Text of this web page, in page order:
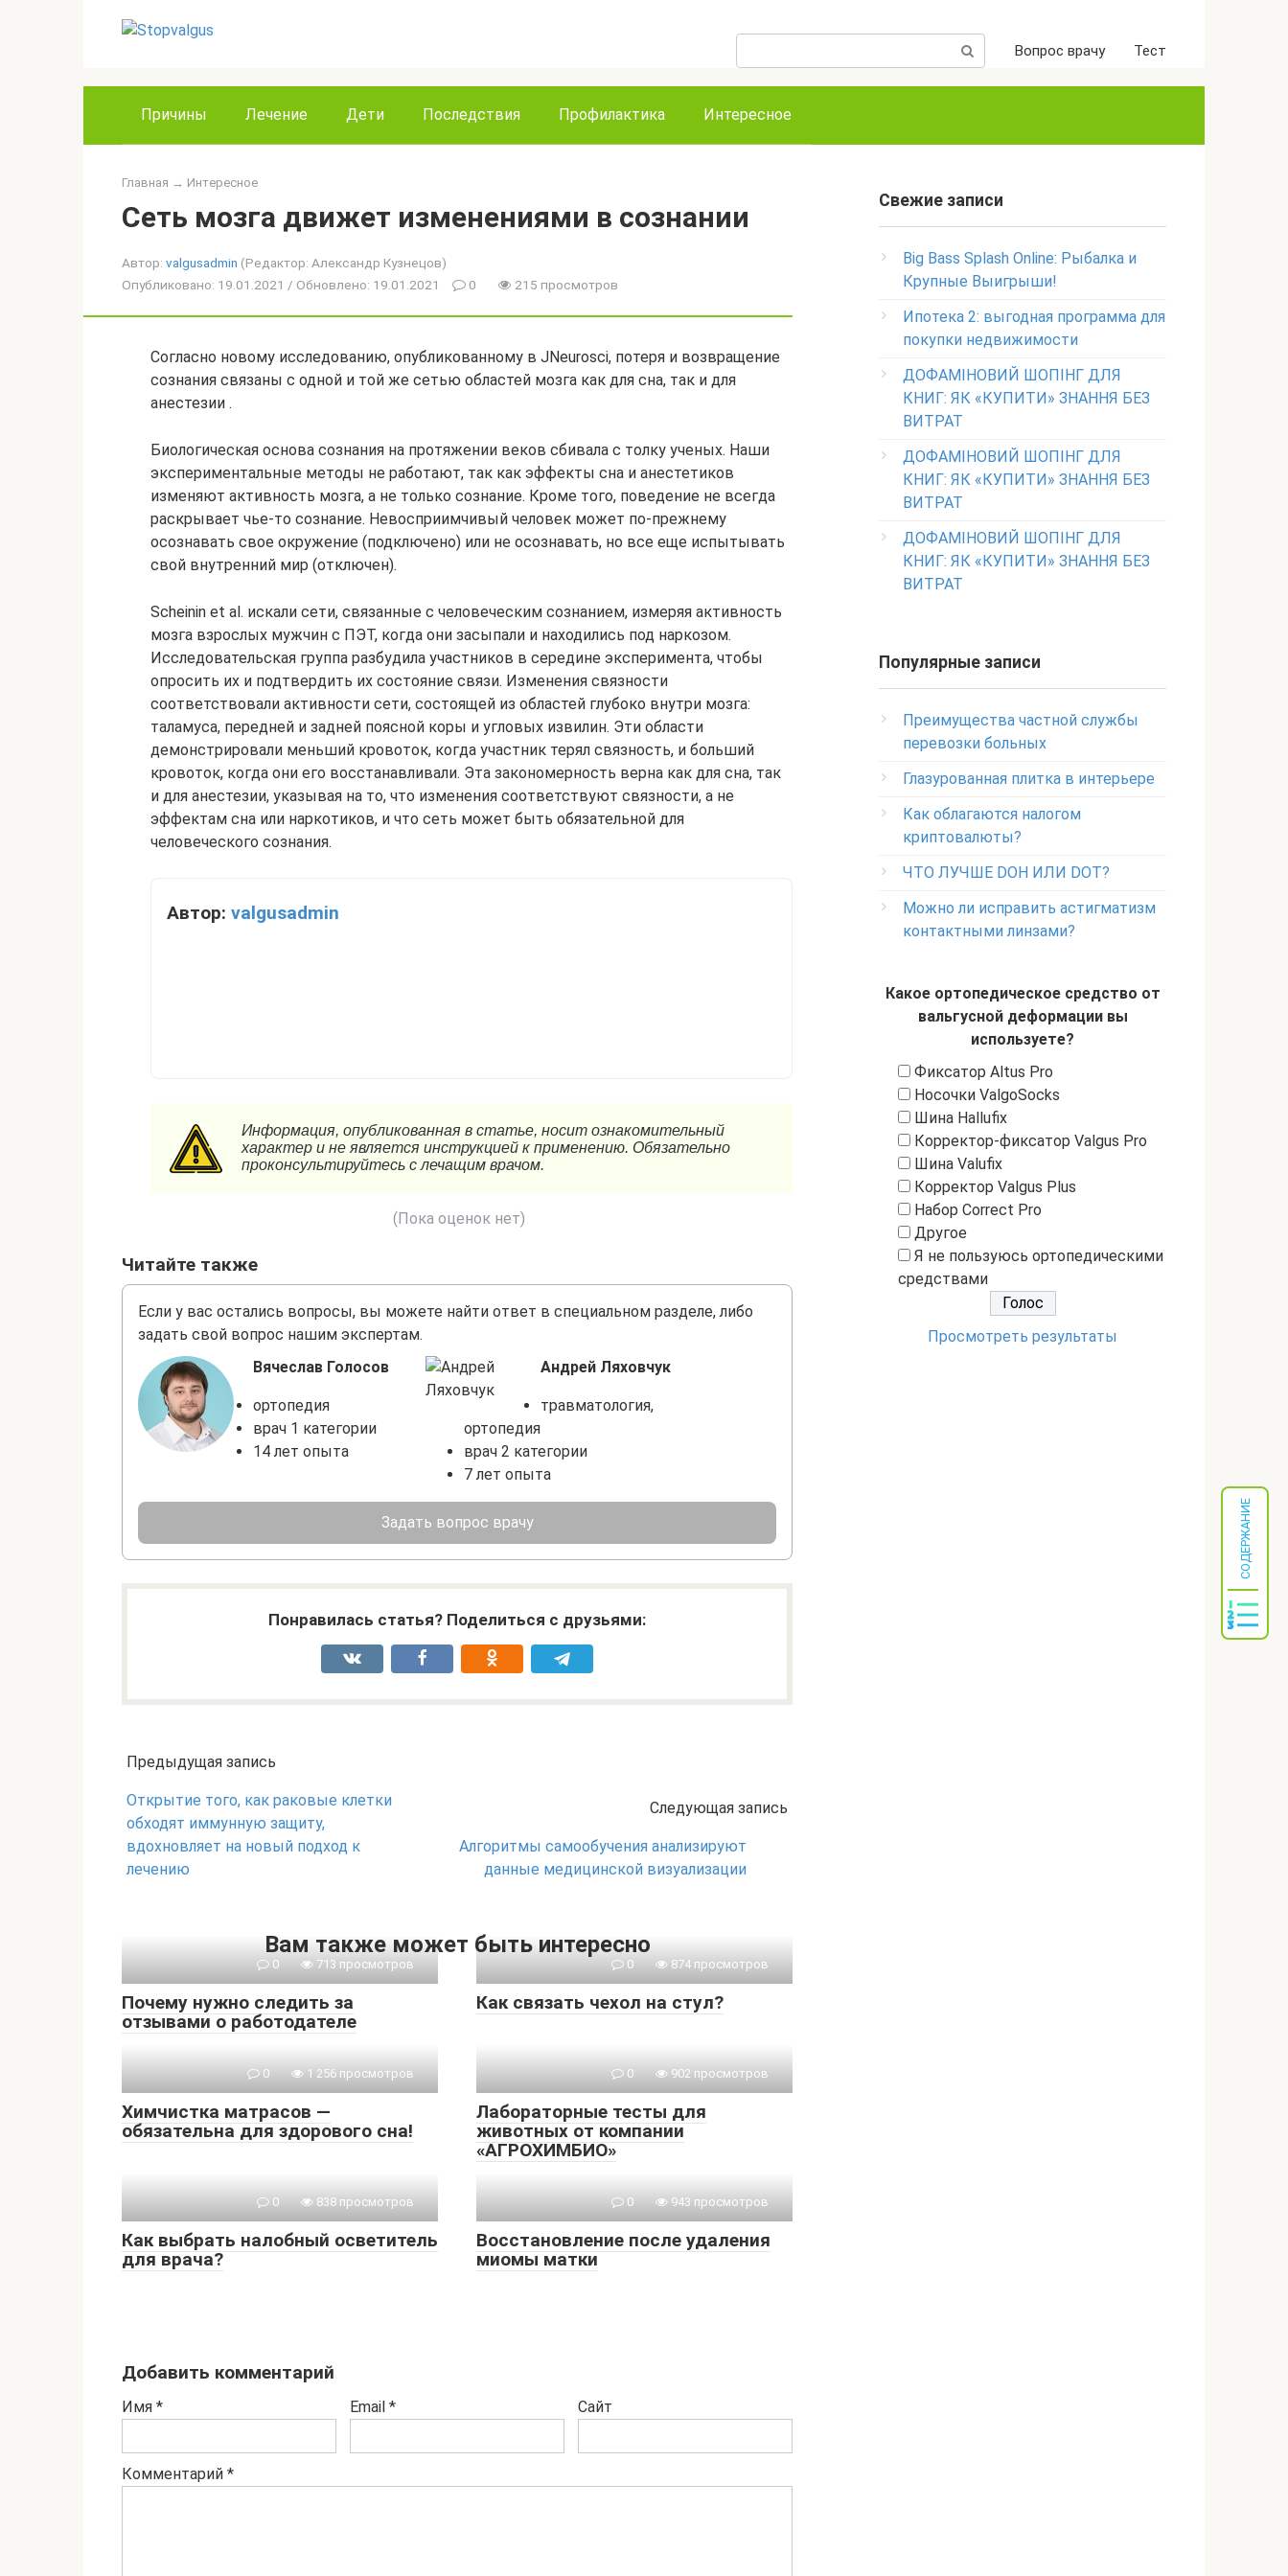
Вопрос врачу Тест
Причины Лечение Дети Последствия Профилактика Интересное
Главная → Интересное
Сеть мозга движет изменениями в сознании
Автор: valgusadmin (Редактор: Александр Кузнецов)
Опубликовано: 19.01.2021 / Обновлено: 19.01.2021
0 215 просмотров
Согласно новому исследованию, опубликованному в JNeurosci, потеря и возвращение
сознания связаны с одной и той же сетью областей мозга как для сна, так и для
анестезии .
Биологическая основа сознания на протяжении веков сбивала с толку ученых. Наши
экспериментальные методы не работают, так как эффекты сна и анестетиков
изменяют активность мозга, а не только сознание. Кроме того, поведение не всегда
раскрывает чье-то сознание. Невосприимчивый человек может по-прежнему
осознавать свое окружение (подключено) или не осознавать, но все еще испытывать
свой внутренний мир (отключен).
Scheinin et al. искали сети, связанные с человеческим сознанием, измеряя активность
мозга взрослых мужчин с ПЭТ, когда они засыпали и находились под наркозом.
Исследовательская группа разбудила участников в середине эксперимента, чтобы
опросить их и подтвердить их состояние связи. Изменения связности
соответствовали активности сети, состоящей из областей глубоко внутри мозга:
таламуса, передней и задней поясной коры и угловых извилин. Эти области
демонстрировали меньший кровоток, когда участник терял связность, и больший
кровоток, когда они его восстанавливали. Эта закономерность верна как для сна, так
и для анестезии, указывая на то, что изменения соответствуют связности, а не
эффектам сна или наркотиков, и что сеть может быть обязательной для
человеческого сознания.
Автор: valgusadmin
(Пока оценок нет)
Читайте также
Если у вас остались вопросы, вы можете найти ответ в специальном разделе, либо
задать свой вопрос нашим экспертам.
Вячеслав Голосов
ортопедия
врач 1 категории
14 лет опыта
Андрей Ляховчук
травматология,
ортопедия
врач 2 категории
7 лет опыта
Задать вопрос врачу
Понравилась статья? Поделиться с друзьями:
Предыдущая запись
Открытие того, как раковые клетки
обходят иммунную защиту,
вдохновляет на новый подход к
лечению
Следующая запись
Алгоритмы самообучения анализируют
данные медицинской визуализации
Вам также может быть интересно
0 713 просмотров
Почему нужно следить за
отзывами о работодателе
0 874 просмотров
Как связать чехол на стул?
0 1 256 просмотров
Химчистка матрасов —
обязательна для здорового сна!
0 902 просмотров
Лабораторные тесты для
животных от компании
«АГРОХИМБИО»
0 838 просмотров
Как выбрать налобный осветитель
для врача?
0 943 просмотров
Восстановление после удаления
миомы матки
Добавить комментарий
Имя * Email * Сайт
Комментарий *
СОДЕРЖАНИЕ
Свежие записи
Big Bass Splash Online: Рыбалка и
Крупные Выигрыши!
Ипотека 2: выгодная программа для
покупки недвижимости
ДОФАМІНОВИЙ ШОПІНГ ДЛЯ
КНИГ: ЯК «КУПИТИ» ЗНАННЯ БЕЗ
ВИТРАТ
ДОФАМІНОВИЙ ШОПІНГ ДЛЯ
КНИГ: ЯК «КУПИТИ» ЗНАННЯ БЕЗ
ВИТРАТ
ДОФАМІНОВИЙ ШОПІНГ ДЛЯ
КНИГ: ЯК «КУПИТИ» ЗНАННЯ БЕЗ
ВИТРАТ
Популярные записи
Преимущества частной службы
перевозки больных
Глазурованная плитка в интерьере
Как облагаются налогом
криптовалюты?
ЧТО ЛУЧШЕ DOH ИЛИ DOT?
Можно ли исправить астигматизм
контактными линзами?
Какое ортопедическое средство от
вальгусной деформации вы
используете?
Фиксатор Altus Pro
Носочки ValgoSocks
Шина Hallufix
Корректор-фиксатор Valgus Pro
Шина Valufix
Корректор Valgus Plus
Набор Correct Pro
Другое
Я не пользуюсь ортопедическими
средствами
Просмотреть результаты